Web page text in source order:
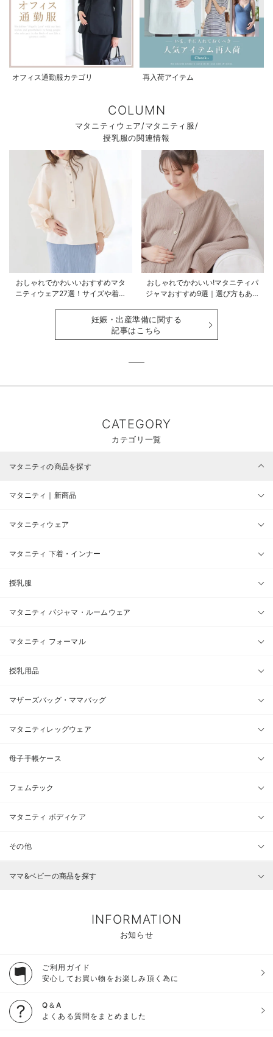
オフィス通勤服カテゴリ 再入荷アイテム
COLUMN
マタニティウェア/マタニティ服/
授乳服の関連情報
おしゃれでかわいいおすすめマタ
ニティウェア27選！サイズや着る
おしゃれでかわいい!マタニティパ
ジャマおすすめ9選｜選び方もあわ
妊娠・出産準備に関する
記事はこちら
CATEGORY
カテゴリ一覧
マタニティの商品を探す
マタニティ｜新商品
マタニティウェア
マタニティ 下着・インナー
授乳服
マタニティ パジャマ・ルームウェア
マタニティ フォーマル
授乳用品
マザーズバッグ・ママバッグ
マタニティレッグウェア
母子手帳ケース
フェムテック
マタニティ ボディケア
その他
ママ&ベビーの商品を探す
INFORMATION
お知らせ
ご利用ガイド
安心してお買い物をお楽しみ頂く為に
Q＆A
よくある質問をまとめました